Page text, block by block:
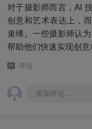
对于摄影师而言，AI
创意和艺术表达上，
束缚。一些摄影师认
帮助他们快速实现创意
评论
添加评论...